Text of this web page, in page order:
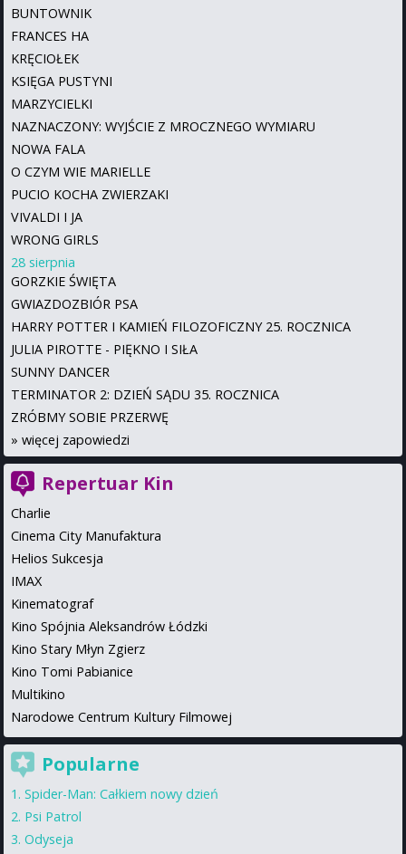
BUNTOWNIK
FRANCES HA
KRĘCIOŁEK
KSIĘGA PUSTYNI
MARZYCIELKI
NAZNACZONY: WYJŚCIE Z MROCZNEGO WYMIARU
NOWA FALA
O CZYM WIE MARIELLE
PUCIO KOCHA ZWIERZAKI
VIVALDI I JA
WRONG GIRLS
28 sierpnia
GORZKIE ŚWIĘTA
GWIAZDOZBIÓR PSA
HARRY POTTER I KAMIEŃ FILOZOFICZNY 25. ROCZNICA
JULIA PIROTTE - PIĘKNO I SIŁA
SUNNY DANCER
TERMINATOR 2: DZIEŃ SĄDU 35. ROCZNICA
ZRÓBMY SOBIE PRZERWĘ
» więcej zapowiedzi
Repertuar Kin
Charlie
Cinema City Manufaktura
Helios Sukcesja
IMAX
Kinematograf
Kino Spójnia Aleksandrów Łódzki
Kino Stary Młyn Zgierz
Kino Tomi Pabianice
Multikino
Narodowe Centrum Kultury Filmowej
Popularne
Spider-Man: Całkiem nowy dzień
Psi Patrol
Odyseja